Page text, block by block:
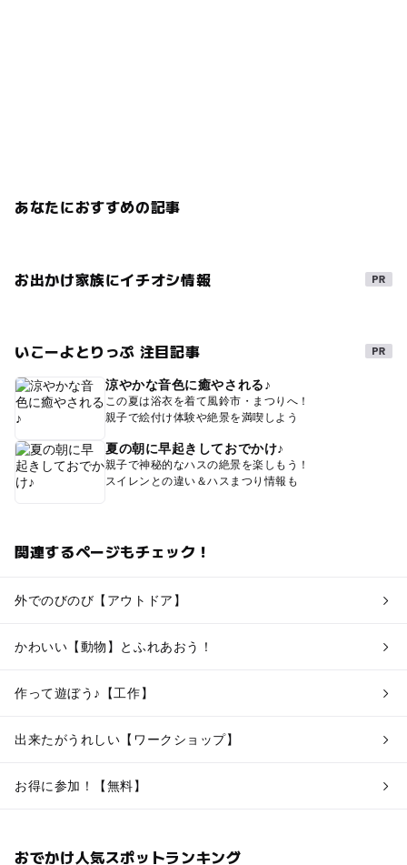
あなたにおすすめの記事
お出かけ家族にイチオシ情報
いこーよとりっぷ 注目記事
涼やかな音色に癒やされる♪
この夏は浴衣を着て風鈴市・まつりへ！
親子で絵付け体験や絶景を満喫しよう
夏の朝に早起きしておでかけ♪
親子で神秘的なハスの絶景を楽しもう！
スイレンとの違い＆ハスまつり情報も
関連するページもチェック！
外でのびのび【アウトドア】
かわいい【動物】とふれあおう！
作って遊ぼう♪【工作】
出来たがうれしい【ワークショップ】
お得に参加！【無料】
おでかけ人気スポットランキング